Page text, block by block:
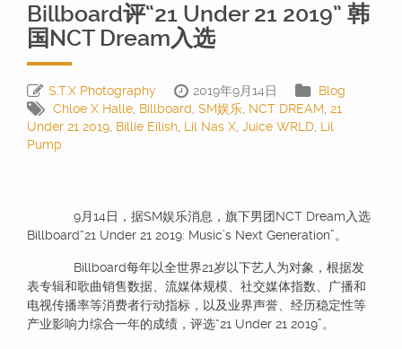
Billboard评“21 Under 21 2019” 韩
国NCT Dream入选
S.T.X Photography 2019年9月14日
Blog
Chloe X Halle Billboard SM娱乐 NCT DREAM 21
Under 21 2019 Billie Eilish Lil Nas X Juice WRLD Lil
Pump
9月14日，据SM娱乐消息，旗下男团NCT Dream入选
Billboard“21 Under 21 2019: Music’s Next Generation”。
Billboard每年以全世界21岁以下艺人为对象，根据发
表专辑和歌曲销售数据、流媒体规模、社交媒体指数、广播和
电视传播率等消费者行动指标，以及业界声誉、经历稳定性等
产业影响力综合一年的成绩，评选“21 Under 21 2019”。